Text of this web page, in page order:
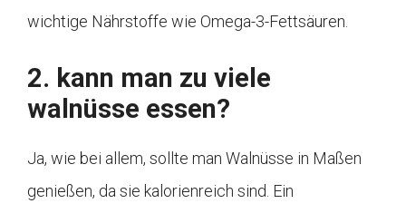
wichtige Nährstoffe wie Omega-3-Fettsäuren.
2. kann man zu viele
walnüsse essen?
Ja, wie bei allem, sollte man Walnüsse in Maßen
genießen, da sie kalorienreich sind. Ein